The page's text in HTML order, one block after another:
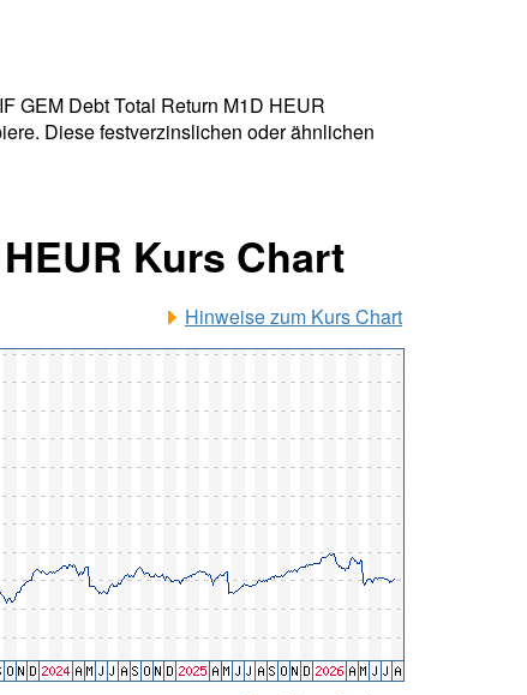
GEM Debt Total Return M1D HEUR
Diese festverzinslichen oder ähnlichen
Kurs Chart
Hinweise zum Kurs Chart